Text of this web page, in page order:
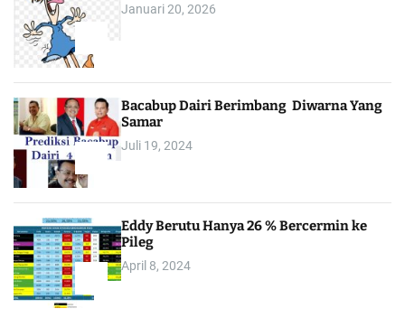
Januari 20, 2026
Bacabup Dairi Berimbang Diwarna Yang
Samar
Juli 19, 2024
Eddy Berutu Hanya 26 % Bercermin ke
Pileg
April 8, 2024